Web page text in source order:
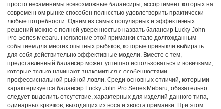
просто незаменимы всевозможные балансиры, ассортимент которых на
современном рынке способен полностью удовлетворить практически
любые потребности. Одним из самых популярных и эффективных
решений можно с полной уверенностью назвать балансир Lucky John
Pro Series Mebaru. Появление этой приманки стало долгожданным
событием для многих опытных рыбаков, которые привыкли выбирать
для себя действительно эффективные модели. Вместе с тем,
представленный балансир может успешно использоваться и новичками,
которые только начинают знакомиться с особенностями
профессиональной рыбной ловли. Среди основных отличий, которыми
характеризуется балансир Lucky John Pro Series Mebaru, обязательно
следует выделить отсутствие, характерных для изделий данного типа,
одинарных крючков, выходящих из носа и хвоста приманки. При этом